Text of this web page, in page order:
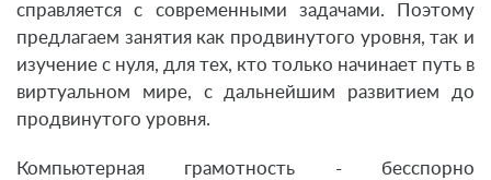
справляется с современными задачами. Поэтому
предлагаем занятия как продвинутого уровня, так и
изучение с нуля, для тех, кто только начинает путь в
виртуальном мире, с дальнейшим развитием до
продвинутого уровня.
Компьютерная грамотность - бесспорно